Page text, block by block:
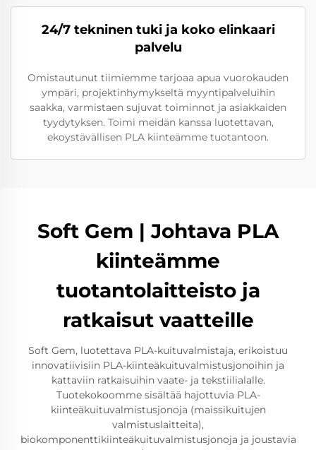
24/7 tekninen tuki ja koko elinkaari
palvelu
Omistautunut tiimiemme tarjoaa apua vuorokauden
ympäri, projektinhymykseltä myyntipalveluihin
saakka, varmistaen sujuvat toiminnot ja asiakkaiden
tyydytyksen. Toimi meidän kanssa luotettavan,
ekoystävällisen PLA kiinteämme tuotantoon.
Soft Gem | Johtava PLA
kiinteämme
tuotantolaitteisto ja
ratkaisut vaatteille
Soft Gem, luotettava PLA-kuituvalmistaja, erikoistuu
innovatiivisiin PLA-kiinteäkuituvalmistusjonoihin ja
kattaviin ratkaisuihin vaate- ja tekstiilialalle.
Tuotekokoomme sisältää hajottuvia PLA-
kiinteäkuituvalmistusjonoja (maissikuitujen
valmistuslaitteita),
biokomponenttikiinteäkuituvalmistusjonoja ja joustavia